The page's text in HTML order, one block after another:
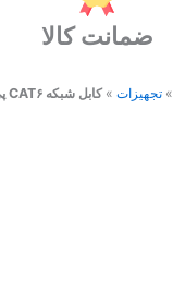
ضمانت کالا
»تجهیزات »کابل شبکه CAT۶ پی نت ۱ متری